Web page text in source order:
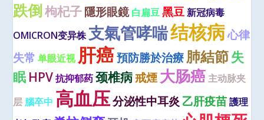
跌倒枸杞子隱形眼鏡 白扁豆 黑豆 新冠病毒
OMICRON变异株 支氣管哮喘结核病心律
失常 单眼近视 肝癌預防勝於治療肺結節失
眠HPV 抗抑郁药 颈椎病戒煙大肠癌 主动脉夹
层 腦卒中 高血压分泌性中耳炎 乙肝疫苗 護理